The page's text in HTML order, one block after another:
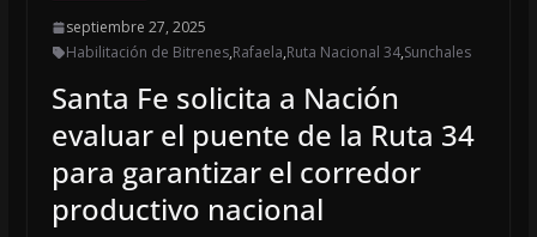
septiembre 27, 2025
Habilitación de Bitrenes,Rafaela,Ruta Nacional 34,Sunchales
Santa Fe solicita a Nación
evaluar el puente de la Ruta 34
para garantizar el corredor
productivo nacional